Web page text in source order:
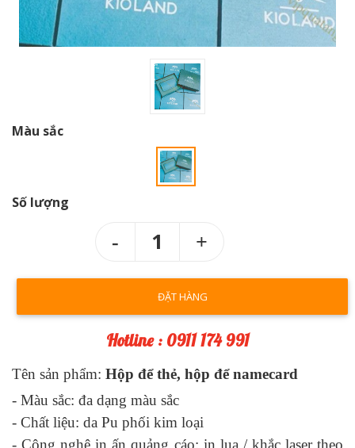
Màu sắc
Số lượng
1
ĐẶT HÀNG
Hotline : 0911 174 991
Tên sản phẩm: Hộp để thẻ, hộp để namecard
- Màu sắc: đa dạng màu sắc
- Chất liệu: da Pu phối kim loại
- Công nghệ in ấn quảng cáo: in lụa / khắc laser theo